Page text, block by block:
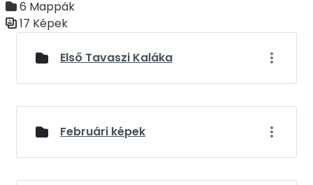
6 Mappák
17 Képek
Első Tavaszi Kaláka
Februári képek